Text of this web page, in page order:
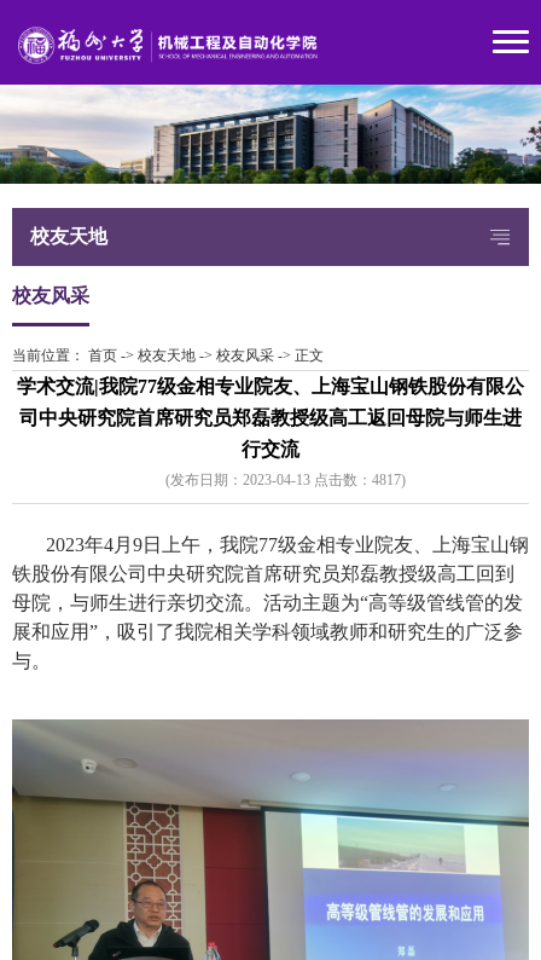
校友天地
校友风采
当前位置： 首页 -> 校友天地 -> 校友风采 -> 正文
学术交流|我院77级金相专业院友、上海宝山钢铁股份有限公
司中央研究院首席研究员郑磊教授级高工返回母院与师生进
行交流
(发布日期：2023-04-13 点击数： 4817)
2023年4月 9日上午，我院77级金相专业院友、
上海宝山钢
铁股份有限公司中央研究院首席研究员郑磊教授级高工回到
母院，与师生进行亲切交流。活动主题为“高等级管线管的发
展和应用” ，吸引了我院相关学科领域教师和研究生的广泛参
与。